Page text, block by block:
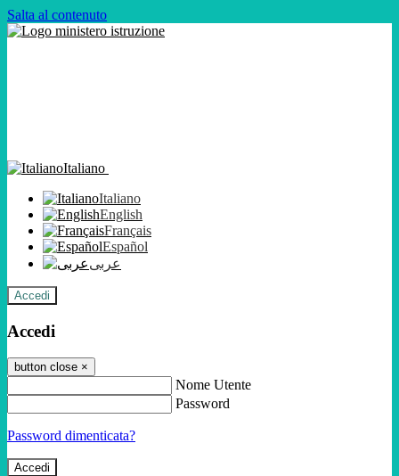
Salta al contenuto
Italiano
Italiano
English
Français
Español
عربى
Accedi
Accedi
button close ×
Nome Utente
Password
Password dimenticata?